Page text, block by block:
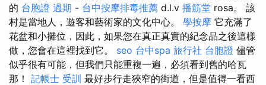
的 台胞證 過期 - 台中按摩排毒推薦 d.l.v 播筋堂 rosa。 該
村是當地人，遊客和藝術家的文化中心。 學按摩 它充滿了
花盆和小攤位，因此，如果您在真正真實的紀念品之後這樣
做，您會在這裡找到它。 seo 台中spa 旅行社 台胞證 儘管
似乎很有可能，但我們只能重複一遍，必須看到舊的哈瓦
那！ 記帳士 受訓 最好步行走狹窄的街道，但是值得一看西